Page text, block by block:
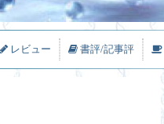
レビュー 書評/記事評